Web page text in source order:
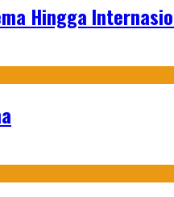
Hingga